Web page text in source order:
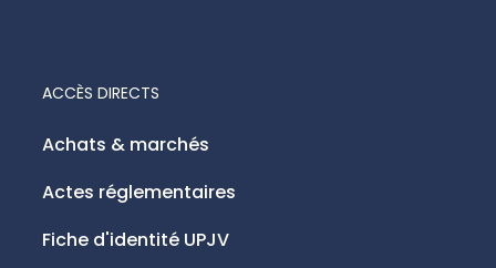
ACCÈS DIRECTS
Achats & marchés
Actes réglementaires
Fiche d'identité UPJV